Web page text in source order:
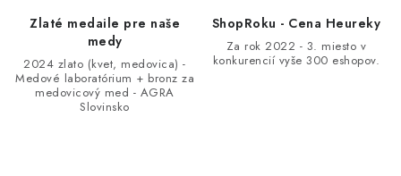
Zlaté medaile pre naše
medy
2024 zlato (kvet, medovica) -
Medové laboratórium + bronz za
medovicový med - AGRA
Slovinsko
ShopRoku - Cena Heureky
Za rok 2022 - 3. miesto v
konkurencií vyše 300 eshopov.